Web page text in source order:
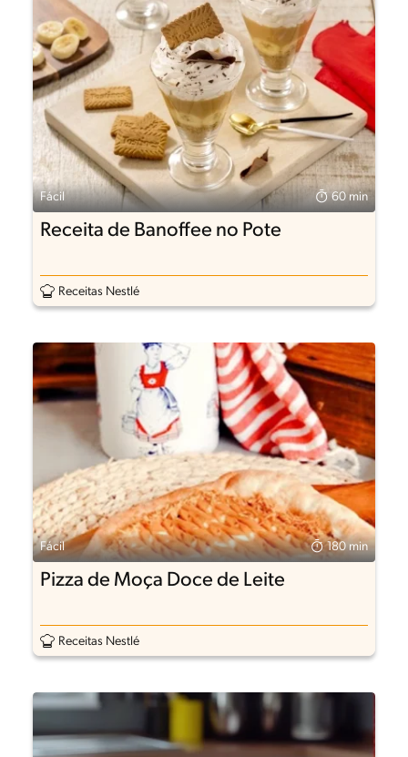
Fácil 60 min
Receita de Banoffee no Pote
Receitas Nestlé
Fácil 180 min
Pizza de Moça Doce de Leite
Receitas Nestlé